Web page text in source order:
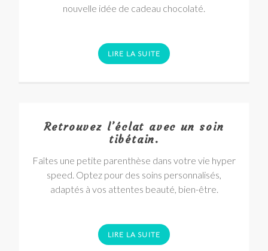
nouvelle idée de cadeau chocolaté.
LIRE LA SUITE
Retrouvez l’éclat avec un soin
tibétain.
Faîtes une petite parenthèse dans votre vie hyper
speed. Optez pour des soins personnalisés,
adaptés à vos attentes beauté, bien-être.
LIRE LA SUITE